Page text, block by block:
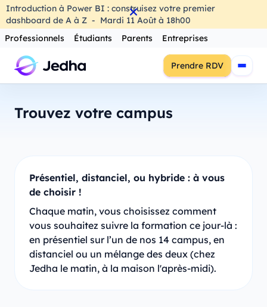
Introduction à Power BI : construisez votre premier
dashboard de A à Z - Mardi 11 Août à 18h00
Professionnels
Étudiants Parents Entreprises
Prendre RDV
Trouvez votre campus
Présentiel, distanciel, ou hybride : à vous
de choisir !
Chaque matin, vous choisissez comment
vous souhaitez suivre la formation ce jour-là :
en présentiel sur l’un de nos 14 campus, en
distanciel ou un mélange des deux (chez
Jedha le matin, à la maison l'après-midi).